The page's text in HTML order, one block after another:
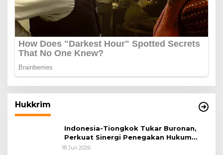
Hukkrim
Indonesia-Tiongkok Tukar Buronan,
Perkuat Sinergi Penegakan Hukum
Lintas Negara
18 Juli 2026